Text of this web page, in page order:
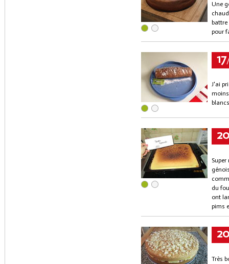
Une
pour
17
J'ai
20
du
ont
pims
20
Très